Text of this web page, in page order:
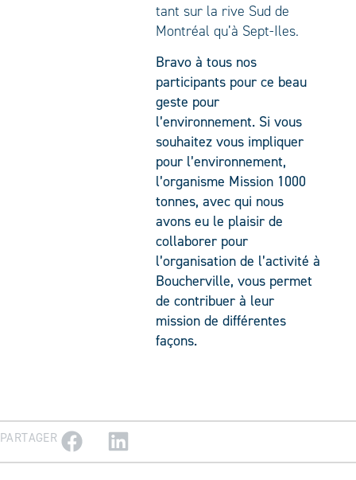
tant sur la rive Sud de
Montréal qu’à Sept-Iles.
Bravo à tous nos
participants pour ce beau
geste pour
l’environnement. Si vous
souhaitez vous impliquer
pour l’environnement,
l’organisme Mission 1000
tonnes, avec qui nous
avons eu le plaisir de
collaborer pour
l’organisation de l’activité à
Boucherville, vous permet
de contribuer à leur
mission de différentes
façons.
PARTAGER